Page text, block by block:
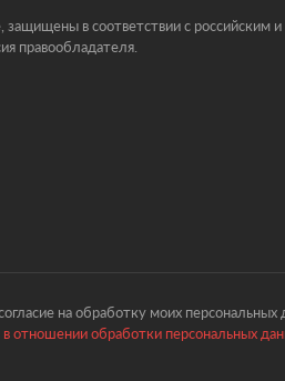
в соответствии с
правообладателя.
на обработку моих
отношении обработки персональных